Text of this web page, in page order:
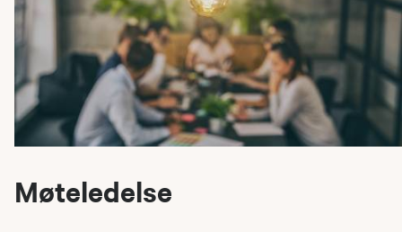
Møteledelse